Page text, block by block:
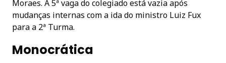
Moraes. A 5ª vaga do colegiado está vazia após
mudanças internas com a ida do ministro Luiz Fux
para a 2ª Turma.
Monocrática